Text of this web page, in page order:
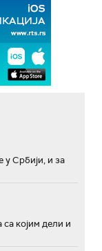
у Србији, и за
са којим дели и